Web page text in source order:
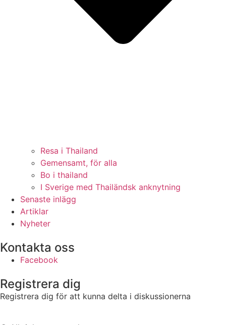
Resa i Thailand
Gemensamt, för alla
Bo i thailand
I Sverige med Thailändsk anknytning
Senaste inlägg
Artiklar
Nyheter
Kontakta oss
Facebook
Registrera dig
Registrera dig för att kunna delta i diskussionerna